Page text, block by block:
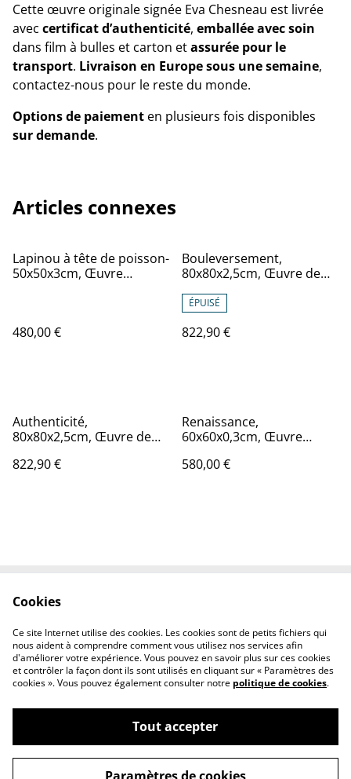
Cette œuvre originale signée Eva Chesneau est livrée
avec certificat d’authenticité, emballée avec soin
dans film à bulles et carton etassurée pour le
transport. Livraison en Europe sous une semaine,
contactez-nous pour le reste du monde.
Options de paiement en plusieurs fois disponibles
sur demande.
Articles connexes
Lapinou à tête de poisson-
50x50x3cm, Œuvre
accroché, sans cadre
480,00 €
Bouleversement,
80x80x2,5cm, Œuvre de
TOILE, bords peints, prêt à
être accroché, sans cadre
ÉPUISÉ
822,90 €
Authenticité,
80x80x2,5cm, Œuvre de
TOILE, bords peints, prêt à
822,90 €
Renaissance,
60x60x0,3cm, Œuvre
Chesneau, sur bois, avec
580,00 €
Politique de cookies
Politique de
confidentialité
©2026EvaChesneauArt.com
Cookies
Ce site Internet utilise des cookies. Les cookies sont de petits fichiers qui
nous aident à comprendre comment vous utilisez nos services afin
d'améliorer votre expérience. Vous pouvez en savoir plus sur ces cookies
et contrôler la façon dont ils sont utilisés en cliquant sur « Paramètres des
cookies ». Vous pouvez également consulter notre politique de cookies.
Tout accepter